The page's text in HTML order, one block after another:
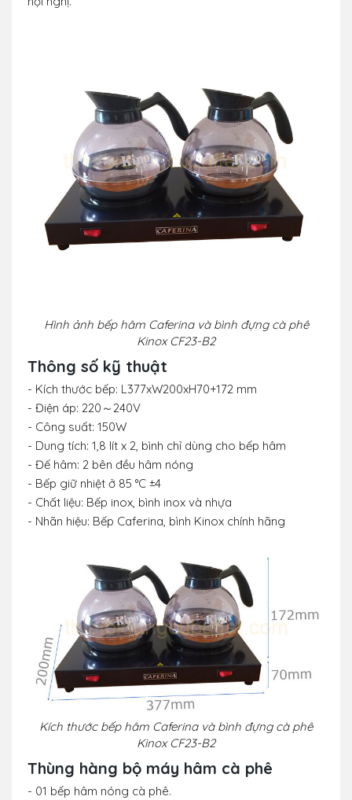
Hình ảnh bếp hâm Caferina và bình đựng cà phê
Kinox CF23-B2
Thông số kỹ thuật
- Kích thước bếp: L377xW200xH70+172 mm
- Điện áp: 220～240V
- Công suất: 150W
- Dung tích: 1,8 lít x 2, bình chỉ dùng cho bếp hâm
- Đế hâm: 2 bên đều hâm nóng
- Bếp giữ nhiệt ở 85 °C ±4
- Chất liệu: Bếp inox, bình inox và nhựa
- Nhãn hiệu: Bếp Caferina, bình Kinox chính hãng
Kích thước bếp hâm Caferina và bình đựng cà phê
Kinox CF23-B2
Thùng hàng bộ máy hâm cà phê
- 01 bếp hâm nóng cà phê.